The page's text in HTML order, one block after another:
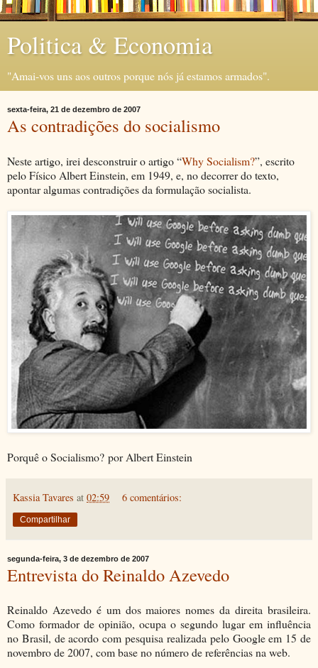
Politica & Economia
"Amai-vos uns aos outros porque nós já estamos armados".
sexta-feira, 21 de dezembro de 2007
As contradições do socialismo
Neste artigo, irei desconstruir o artigo “Why Socialism?”, escrito
pelo Físico Albert Einstein, em 1949, e, no decorrer do texto,
apontar algumas contradições da formulação socialista.
Porquê o Socialismo? por Albert Einstein
Kassia Tavares at 02:59 6 comentários:
Compartilhar
segunda-feira, 3 de dezembro de 2007
Entrevista do Reinaldo Azevedo
Reinaldo Azevedo é um dos maiores nomes da direita brasileira.
Como formador de opinião, ocupa o segundo lugar em influência
no Brasil, de acordo com pesquisa realizada pelo Google em 15 de
novembro de 2007, com base no número de referências na web.